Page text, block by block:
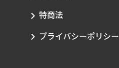
特商法
プライバシーポリシー